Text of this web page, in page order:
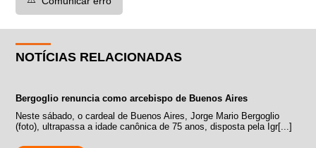
NOTÍCIAS RELACIONADAS
Bergoglio renuncia como arcebispo de Buenos Aires
Neste sábado, o cardeal de Buenos Aires, Jorge Mario Bergoglio
(foto), ultrapassa a idade canônica de 75 anos, disposta pela Igr[...]